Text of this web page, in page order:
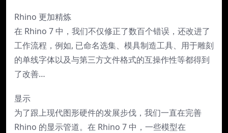
Rhino 更加精炼
在 Rhino 7 中，我们不仅修正了数百个错误，还改进了
工作流程，例如, 已命名选集、模具制造工具、用于雕刻
的单线字体以及与第三方文件格式的互操作性等都得到
了改善…
显示
为了跟上现代图形硬件的发展步伐，我们一直在完善
Rhino 的显示管道。在 Rhino 7 中，一些模型在